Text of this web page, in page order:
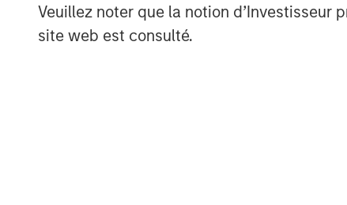
Veuillez noter que la notion d’Investisseur
site web est consulté.
advisory affiliates, has more than
the world and $1.6 trillion in assets